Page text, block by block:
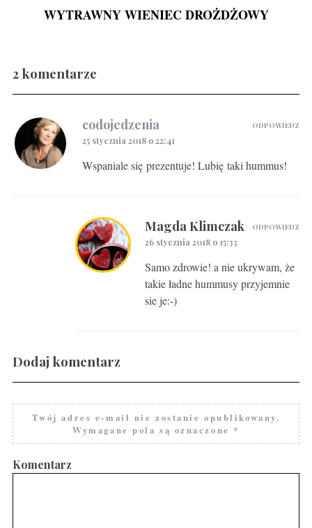
WYTRAWNY WIENIEC DROŻDŻOWY
2 komentarze
codojedzenia
25 stycznia 2018 o 22:41
Wspaniale się prezentuje! Lubię taki hummus!
ODPOWIEDZ
Magda Klimczak
26 stycznia 2018 o 15:33
Samo zdrowie! a nie ukrywam, że
takie ładne hummusy przyjemnie
sie je:-)
ODPOWIEDZ
Dodaj komentarz
Twój adres e-mail nie zostanie opublikowany.
Wymagane pola są oznaczone *
Komentarz